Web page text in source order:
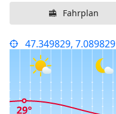
Fahrplan
47.349829, 7.089829